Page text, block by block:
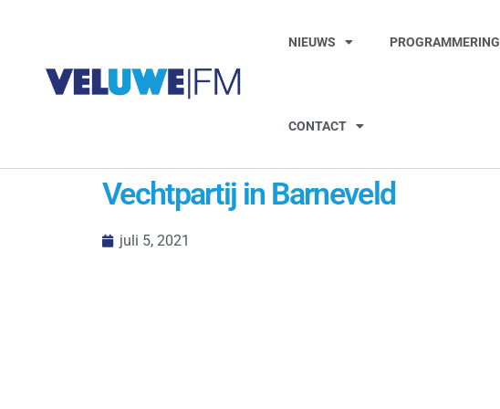
NIEUWS PROGRAMMERING
CONTACT
Vechtpartij in Barneveld
juli 5, 2021